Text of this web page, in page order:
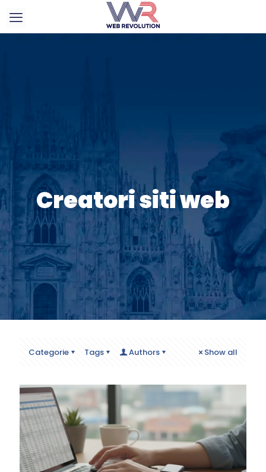
Creatori siti web
Categorie Tags Authors Show all